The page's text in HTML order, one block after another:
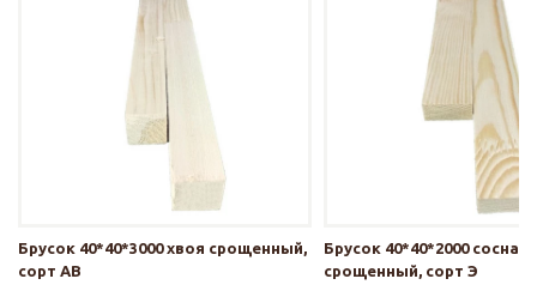
Брусок 40*40*3000 хвоя срощенный,
сорт АВ
Брусок 40*40*2000 сосна
срощенный, сорт Э